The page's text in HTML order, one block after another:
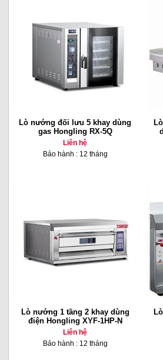
Lò nướng đối lưu 5 khay dùng
gas Hongling RX-5Q
Liên hệ
Bảo hành : 12 tháng
Lò nướng 1 tầng 2 khay dùng
điện Hongling XYF-1HP-N
Liên hệ
Bảo hành : 12 tháng